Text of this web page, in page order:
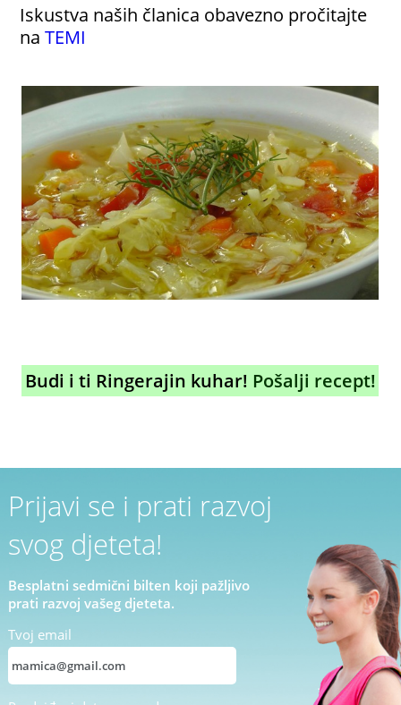
Iskustva naših članica obavezno pročitajte
naTEMI
Budi i ti Ringerajin kuhar! Pošalji recept!
Prijavi se i prati razvoj
svog djeteta!
Besplatni sedmični bilten koji pažljivo
prati razvoj vašeg djeteta.
Tvoj email